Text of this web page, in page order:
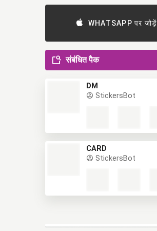
WHATSAPP पर जोड़ें
संबंधित पैक
DM
StickersBot
CARD
StickersBot